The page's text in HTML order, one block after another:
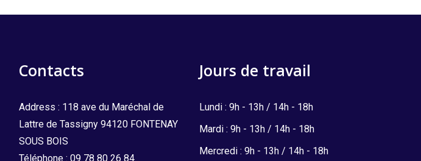
Contacts
Address : 118 ave du Maréchal de
Lattre de Tassigny 94120 FONTENAY
SOUS BOIS
Téléphone : 09 78 80 26 84
Jours de travail
Lundi : 9h - 13h / 14h - 18h
Mardi : 9h - 13h / 14h - 18h
Mercredi : 9h - 13h / 14h - 18h